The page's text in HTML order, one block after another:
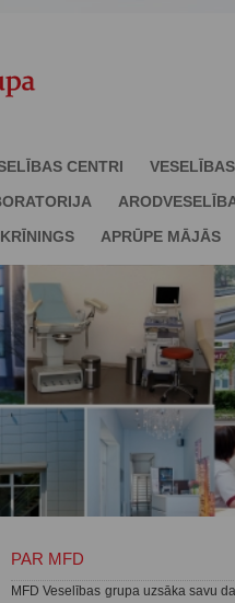
CENTRI
APRŪPE MĀJĀS
PAR MFD
MFD Veselības grupa uzsāka savu